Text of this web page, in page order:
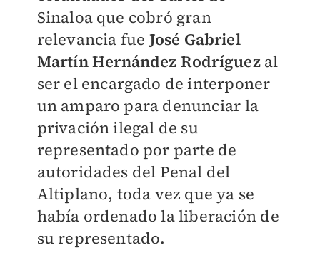
Sinaloa que cobró gran
relevancia fue José Gabriel
Martín Hernández Rodríguezal
ser el encargado de interponer
un amparo para denunciar la
privación ilegal de su
representado por parte de
autoridades del Penal del
Altiplano, toda vez que ya se
había ordenado la liberación de
su representado.